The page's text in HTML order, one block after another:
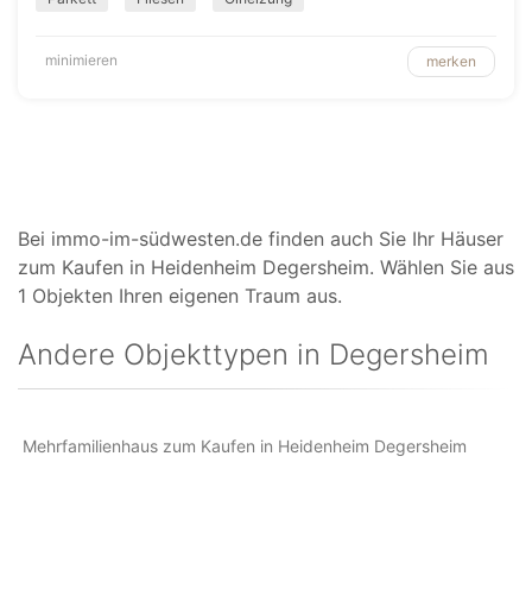
minimieren merken
Bei immo-im-südwesten.de finden auch Sie Ihr Häuser
zum Kaufen in Heidenheim Degersheim. Wählen Sie aus
1 Objekten Ihren eigenen Traum aus.
Andere Objekttypen in Degersheim
Mehrfamilienhaus zum Kaufen in Heidenheim Degersheim